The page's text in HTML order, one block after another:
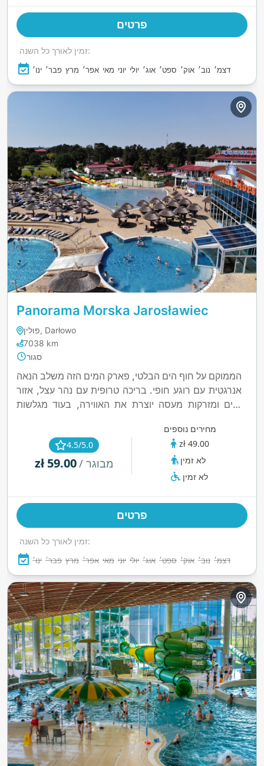
ויבשות, מערת מלח וסולריום.
פרטים
זמין לאורך כל השנה:
ינו׳ פבר׳ מרץ אפר׳ מאי יוני יולי אוג׳ ספט׳ אוק׳ נוב׳ דצמ׳
Panorama Morska Jarosławiec
פולין, Darłowo
7038 km
סגור
הממוקם על חוף הים הבלטי, פארק המים הזה משלב הנאה
אנרגטית עם רוגע חופי. בריכה טרופית עם נהר עצל, אזור
גלים ומזרקות מעסה יוצרת את האווירה, בעוד מגלשות
אזור אדים וסאונת מערה עם מפל מים. זהו מפלט לכל ימות
4.5/5.0
zł 59.00 / מבוגר
מחירים נוספים
zł 49.00
לא זמין
לא זמין
פרטים
זמין לאורך כל השנה:
ינו׳ פבר׳ מרץ אפר׳ מאי יוני יולי אוג׳ ספט׳ אוק׳ נוב׳ דצמ׳